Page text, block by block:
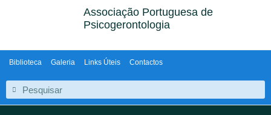
Associação Portuguesa de
Psicogerontologia
Biblioteca Galeria Links Úteis Contactos